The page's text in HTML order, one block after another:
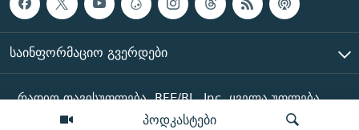
პოდკასტები
ᲡᲐᲘᲜᲤᲝᲠᲛᲐᲪᲘᲝ ᲒᲕᲔᲠᲓᲔᲑᲘ
რადიო თავისუფლება, RFE/RL, Inc. ყველა უფლება
დაცულია